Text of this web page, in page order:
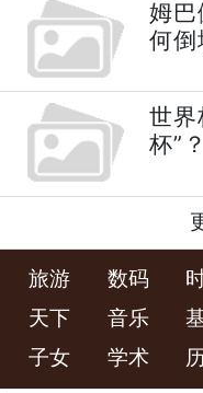
姆巴
何倒
世界
杯”？
旅游 数码
天下
音乐
子女
学术